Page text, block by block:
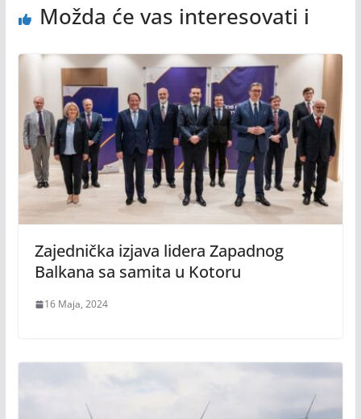
Možda će vas interesovati i
Zajednička izjava lidera Zapadnog
Balkana sa samita u Kotoru
16 Maja, 2024